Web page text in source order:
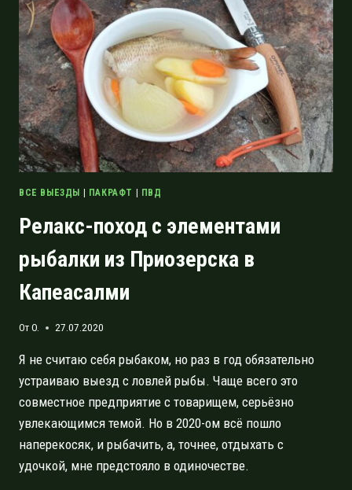
КРЕПОСТЬ
КОРЕЛА
ВСЕ ВЫЕЗДЫ | ПАКРАФТ | ПВД
Релакс-поход с элементами
рыбалки из Приозерска в
Капеасалми
ОтO. 27.07.2020
Я не считаю себя рыбаком, но раз в год обязательно
устраиваю выезд с ловлей рыбы. Чаще всего это
совместное предприятие с товарищем, серьёзно
увлекающимся темой. Но в 2020-ом всё пошло
наперекосяк, и рыбачить, а, точнее, отдыхать с
удочкой, мне предстояло в одиночестве.